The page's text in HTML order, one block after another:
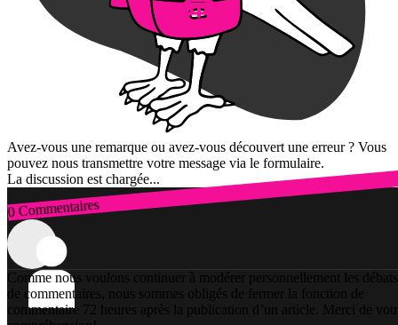
Avez-vous une remarque ou avez-vous découvert une erreur ? Vous
pouvez nous transmettre votre message via le formulaire.
La discussion est chargée...
0 Commentaires
Connexion
Comme nous voulons continuer à modérer personnellement les débats
de commentaires, nous sommes obligés de fermer la fonction de
commentaire 72 heures après la publication d’un article. Merci de